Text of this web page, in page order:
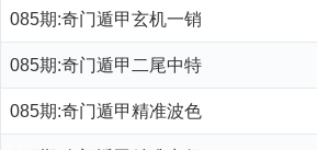
085期:奇门遁甲玄机一销
085期:奇门遁甲二尾中特
085期:奇门遁甲精准波色